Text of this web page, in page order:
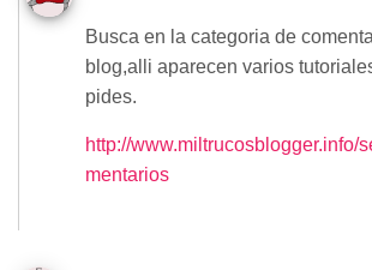
Busca en la categoria de
blog,alli aparecen varios
pides.
http://www.miltrucosblogger.info/
mentarios